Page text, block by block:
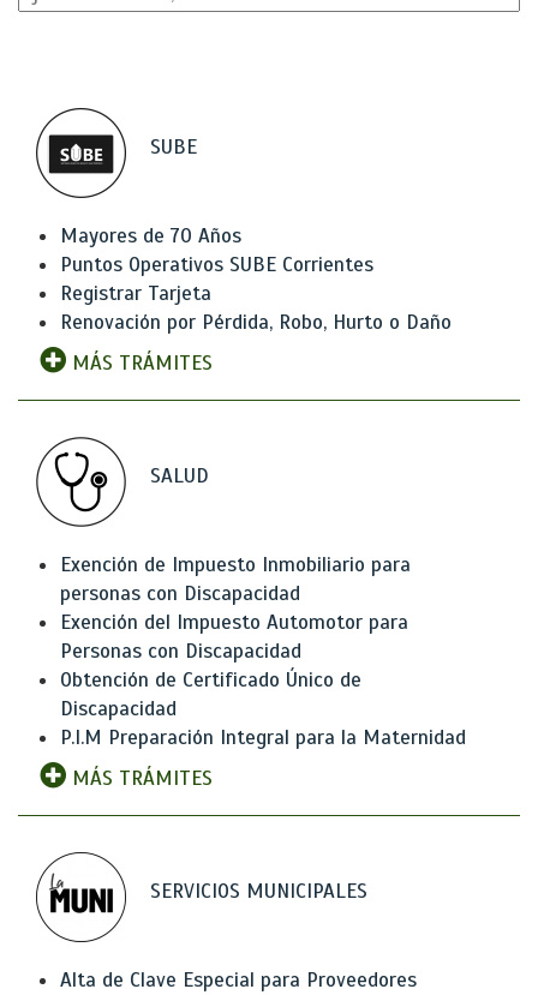
SUBE
Mayores de 70 Años
Puntos Operativos SUBE Corrientes
Registrar Tarjeta
Renovación por Pérdida, Robo, Hurto o Daño
MÁS TRÁMITES
SALUD
Exención de Impuesto Inmobiliario para
personas con Discapacidad
Exención del Impuesto Automotor para
Personas con Discapacidad
Obtención de Certificado Único de
Discapacidad
P.I.M Preparación Integral para la Maternidad
MÁS TRÁMITES
SERVICIOS MUNICIPALES
Alta de Clave Especial para Proveedores